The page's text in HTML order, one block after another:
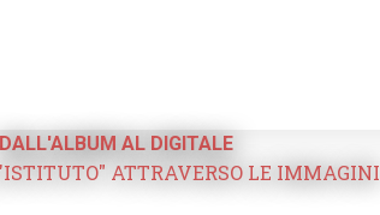
DALL'ALBUM AL DIGITALE
ATTRAVERSO LE IMMAGINI